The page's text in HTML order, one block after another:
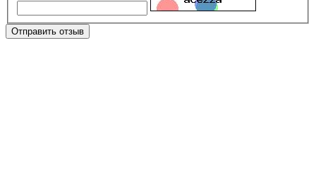
Отправить отзыв